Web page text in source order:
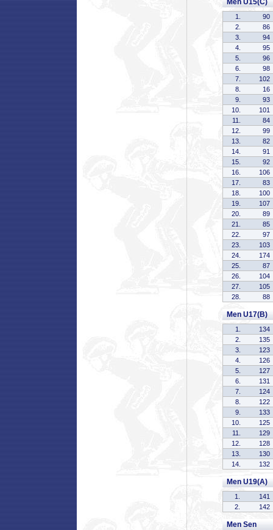
Men U15(C)
1.
90
2.
86
3.
94
4.
95
5.
96
6.
98
7.
102
8.
16
9.
93
10.
101
11.
84
12.
99
13.
82
14.
91
15.
92
16.
106
17.
83
18.
100
19.
107
20.
89
21.
85
22.
97
23.
103
24.
174
25.
87
26.
104
27.
105
28.
88
Men U17(B)
1.
134
2.
135
3.
123
4.
126
5.
127
6.
131
7.
124
8.
122
9.
133
10.
125
11.
129
12.
128
13.
130
14.
132
Men U19(A)
1.
141
2.
142
Men Sen